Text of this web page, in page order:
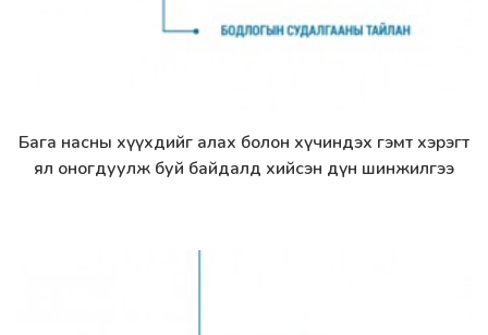
Дэлгэрэнгүй
Бага насны хүүхдийг алах болон хүчиндэх гэмт хэрэгт
ял оногдуулж буй байдалд хийсэн дүн шинжилгээ